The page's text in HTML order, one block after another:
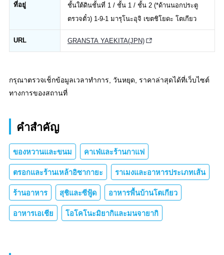
ที่อยู่
ชั้นใต้ดินชั้นที่ 1 / ชั้น 1 / ชั้น 2 (*ด้านนอกประตู
ตรวจตั๋ว) 1-9-1 มารุโนะอุจิ เขตชิโยดะ โตเกียว
URL GRANSTA YAEKITA(JPN)
กรุณาตรวจเช็กข้อมูลเวลาทำการ, วันหยุด, ราคาล่าสุดได้ที่เว็บไซต์
ทางการของสถานที่
คำสำคัญ
ของหวานและขนม คาเฟ่และร้านกาแฟ
ตรอกและร้านเหล้าอิซากายะ ราเมงและอาหารประเภทเส้น
ร้านอาหาร สุชิและซีฟู้ด อาหารพื้นบ้านโตเกียว
อาหารเอเชีย โอโคโนะมิยากิและมนจายากิ